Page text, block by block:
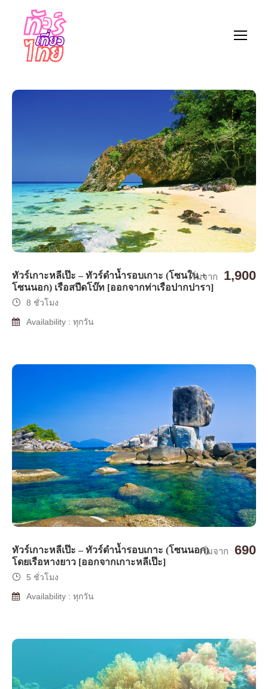
ทัวร์เกาะหลีเป๊ะ – ทัวร์ดำน้ำรอบเกาะ (โซนใน +
โซนนอก) เรือสปีดโบ๊ท [ออกจากท่าเรือปากปารา]
เริ่มจาก 1,900
8 ชั่วโมง
Availability : ทุกวัน
ทัวร์เกาะหลีเป๊ะ – ทัวร์ดำน้ำรอบเกาะ (โซนนอก)
โดยเรือหางยาว [ออกจากเกาะหลีเป๊ะ]
เริ่มจาก 690
5 ชั่วโมง
Availability : ทุกวัน